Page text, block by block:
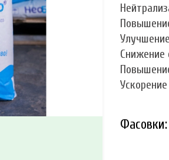
Снижение
Фасовки: